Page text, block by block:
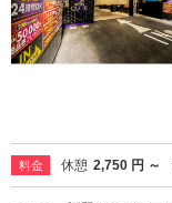
料金 休憩 2,750 円 ～